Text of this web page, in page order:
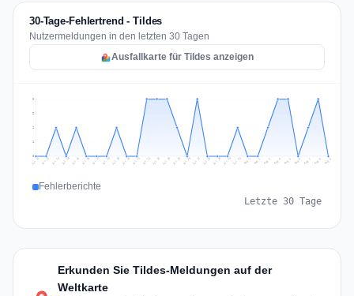
30-Tage-Fehlertrend - Tildes
Nutzermeldungen in den letzten 30 Tagen
Ausfallkarte für Tildes anzeigen
1
1
2
2
Jul 11 Jul 12 Jul 13 Jul 14 Jul 15 Jul 16 Jul 17 Jul 18 Jul 19 Jul 20 Jul 21 Jul 22 Jul 23 Jul 24 Jul 25 Jul 26 Jul 27 Jul 28 Jul 29 Jul 30 Jul 31 Aug 1 Aug 2 Aug 3 Aug 4 Aug 5 Aug 6 Aug 7 Aug 8 Aug 9
Fehlerberichte
Letzte 30 Tage
Erkunden Sie Tildes-Meldungen auf der
Weltkarte